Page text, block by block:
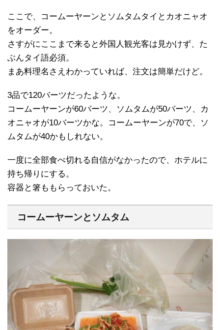
ここで、コームーヤーンとソムタムタイとカオニャオ
をオーダー。
さすがにここまで来ると外国人観光客は見かけず、た
ぶんタイ語必須。
まあ料理名さえわかっていれば、注文は簡単だけど。
3品で120バーツだったような。
コームーヤーンが60バーツ、ソムタムが50バーツ、カ
オニャオが10バーツかな。コームーヤーンが70で、ソ
ムタムが40かもしれない。
一度に全部食べ切れる自信がなかったので、ホテルに
持ち帰りにする。
容器と箸ももらっておいた。
コームーヤーンとソムタム